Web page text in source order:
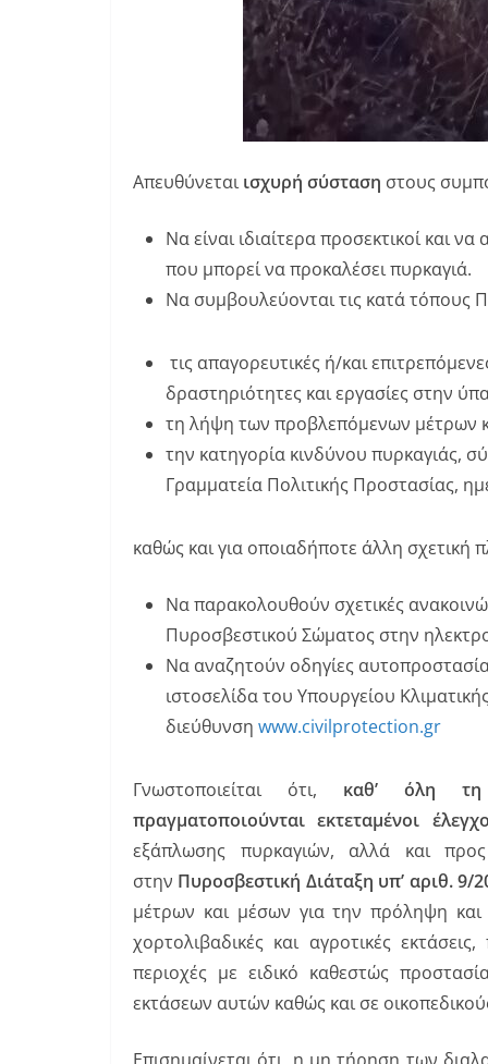
Απευθύνεται ισχυρή σύσταση στους
Να είναι ιδιαίτερα προσεκτικοί και
που μπορεί να προκαλέσει πυρκαγιά.
Να συμβουλεύονται τις κατά τόπους
τις απαγορευτικές ή/και
δραστηριότητες και εργασίες στην
τη λήψη των προβλεπόμενων μέτρων
την κατηγορία κινδύνου πυρκαγιάς,
Γραμματεία Πολιτικής Προστασίας,
καθώς και για οποιαδήποτε άλλη σχετική
Να παρακολουθούν σχετικές
Πυροσβεστικού Σώματος στην
Να αναζητούν οδηγίες
ιστοσελίδα του Υπουργείου
διεύθυνση www.civilprotection.gr
Γνωστοποιείται ότι, καθ’ όλη τη
πραγματοποιούνται εκτεταμένοι
εξάπλωσης πυρκαγιών, αλλά και
στην Πυροσβεστική Διάταξη υπ’ αριθ. 9/
μέτρων και μέσων για την πρόληψη
χορτολιβαδικές και αγροτικές
περιοχές με ειδικό καθεστώς
εκτάσεων αυτών καθώς και σε